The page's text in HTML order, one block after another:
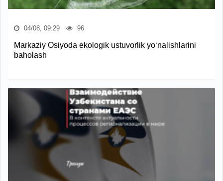
04/08, 09:29 96
Markaziy Osiyoda ekologik ustuvorlik yo‘nalishlarini
baholash